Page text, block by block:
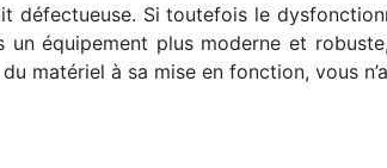
défectueuse. Si toutefois le
équipement plus moderne et
matériel à sa mise en fonction, vous